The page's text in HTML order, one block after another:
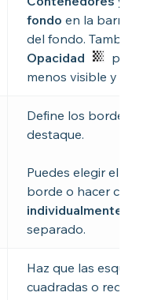
fondo en la barra
del fondo.
Opacidad
para
menos visible y
Define los bordes
destaque.
Puedes elegir el
borde o hacer clic
individualmente
separado.
Haz que las
cuadradas o